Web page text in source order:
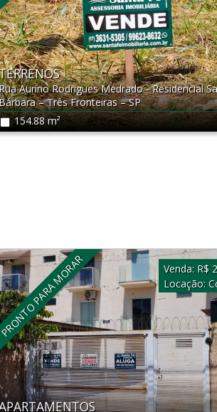
Aurino Rodrigues Medrado - Residencial
–Três Fronteiras–SP
154.88 m²
PARA MORAR Venda: R$
Locação: